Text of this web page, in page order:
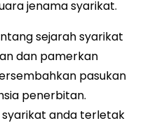
jenama syarikat.
sejarah syarikat
dan pamerkan
pasukan
penerbitan.
syarikat anda terletak